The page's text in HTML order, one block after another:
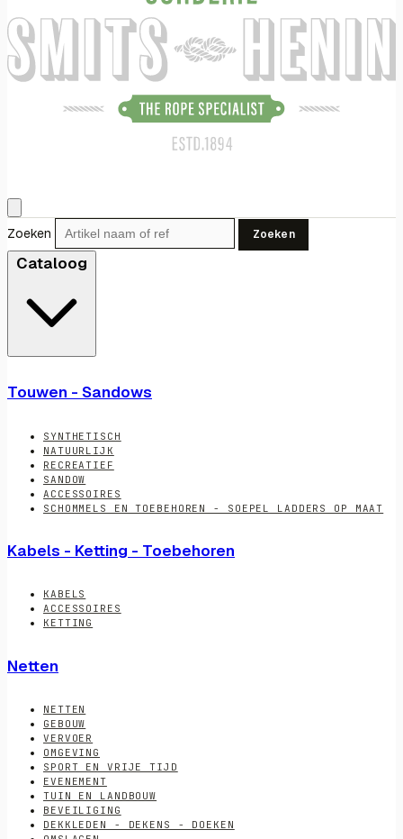
Zoeken Zoeken
Cataloog
Touwen - Sandows
SYNTHETISCH
NATUURLIJK
RECREATIEF
SANDOW
ACCESSOIRES
SCHOMMELS EN TOEBEHOREN - SOEPEL LADDERS OP MAAT
Kabels - Ketting - Toebehoren
KABELS
ACCESSOIRES
KETTING
Netten
NETTEN
GEBOUW
VERVOER
OMGEVING
SPORT EN VRIJE TIJD
EVENEMENT
TUIN EN LANDBOUW
BEVEILIGING
DEKKLEDEN - DEKENS - DOEKEN